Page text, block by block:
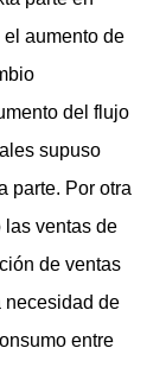
aumento de
del flujo
supuso
parte. Por otra
las ventas de
de ventas
necesidad de
entre